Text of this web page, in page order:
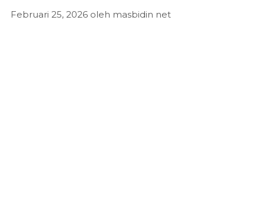
Februari 25, 2026 oleh masbidin net